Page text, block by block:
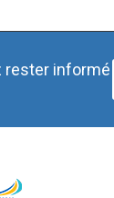
rester informé